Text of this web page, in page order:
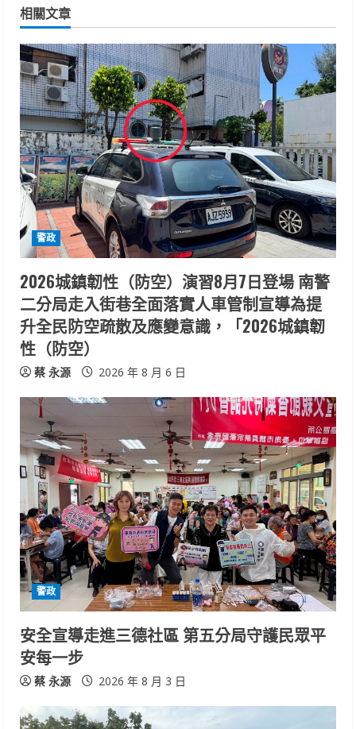
n
u
e
R
e
a
d
i
n
g
相關文章
警政
2026城鎮韌性（防空）演習8月7日登場 南警
二分局走入街巷全面落實人車管制宣導為提
升全民防空疏散及應變意識，「2026城鎮韌
性（防空）
蔡 永源 2026 年 8 月 6 日
警政
安全宣導走進三德社區 第五分局守護民眾平
安每一步
蔡 永源 2026 年 8 月 3 日